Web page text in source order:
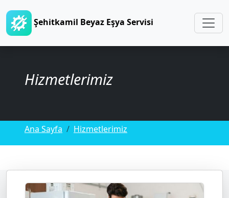
Şehitkamil Beyaz Eşya Servisi
Hizmetlerimiz
Ana Sayfa Hizmetlerimiz